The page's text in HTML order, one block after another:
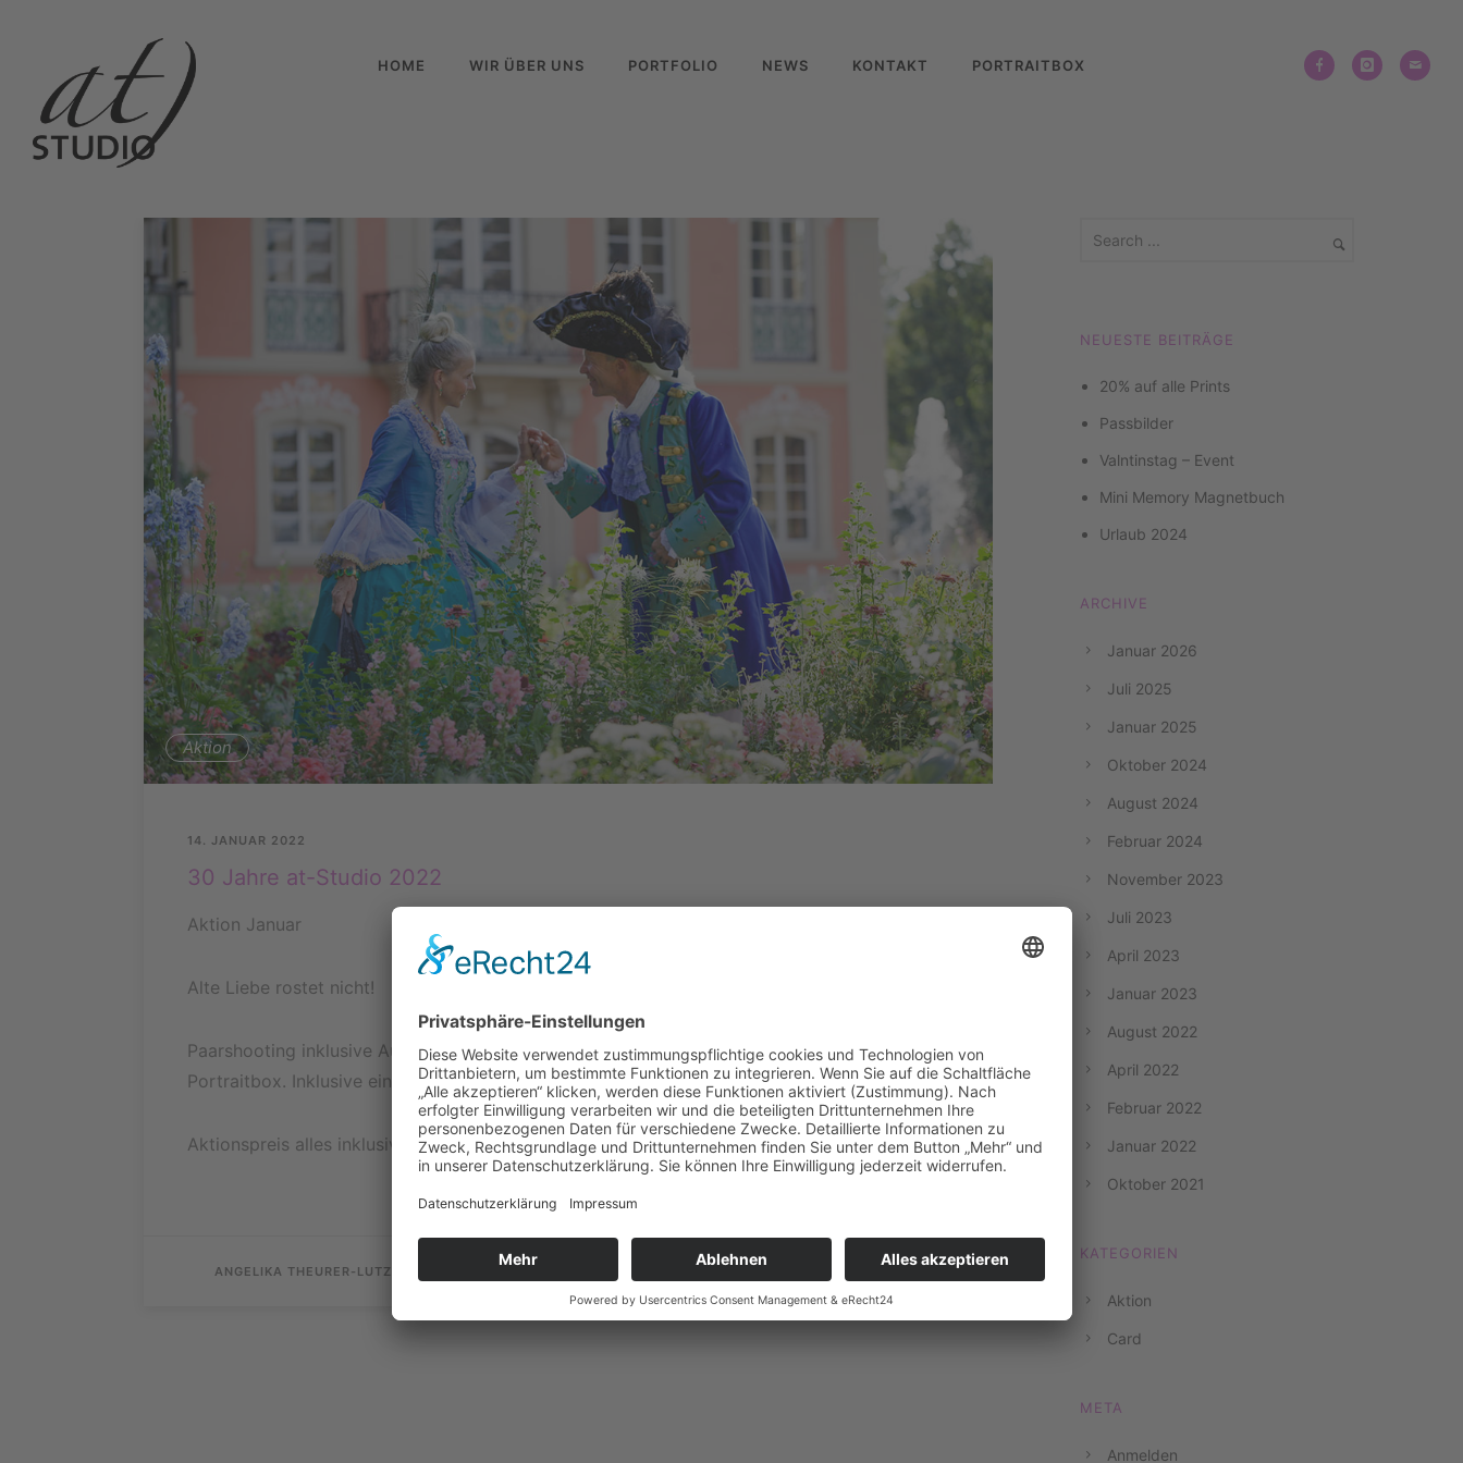
HOME WIR ÜBER UNS PORTFOLIO NEWS KONTAKT PORTRAITBOX
Aktion
14. JANUAR 2022
30 Jahre at-Studio 2022
Aktion Januar
Alte Liebe rostet nicht!
Paarshooting inklusive Aufnahmegrundpreis, Bildbearbeitung und zur Auswahl in unserer
Portraitbox. Inklusive ein schönes Triplex nach Ihrer Wahl 18×18 cm
Aktionspreis alles inklusive 130,00 €
ANGELIKA THEURER-LUTZ
NEUESTE BEITRÄGE
20% auf alle Prints
Passbilder
Valntinstag – Event
Mini Memory Magnetbuch
Urlaub 2024
ARCHIVE
Januar 2026
Juli 2025
Januar 2025
Oktober 2024
August 2024
Februar 2024
November 2023
Juli 2023
April 2023
Januar 2023
August 2022
April 2022
Februar 2022
Januar 2022
Oktober 2021
KATEGORIEN
Aktion
Card
META
Anmelden